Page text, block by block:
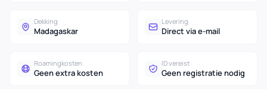
Dekking
Madagaskar
Levering
Direct via e-mail
Roamingkosten
Geen extra kosten
ID vereist
Geen registratie nodig